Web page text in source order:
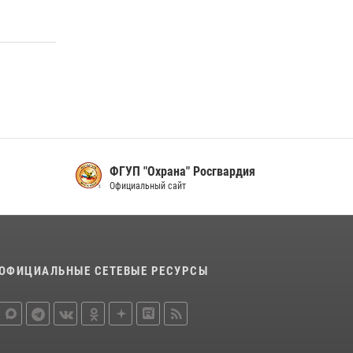
10 июля 2026, 06:21 3
ФГУП "Охрана" Росгвардия
Официальный сайт
СЕТЕВЫЕ РЕСУРСЫ